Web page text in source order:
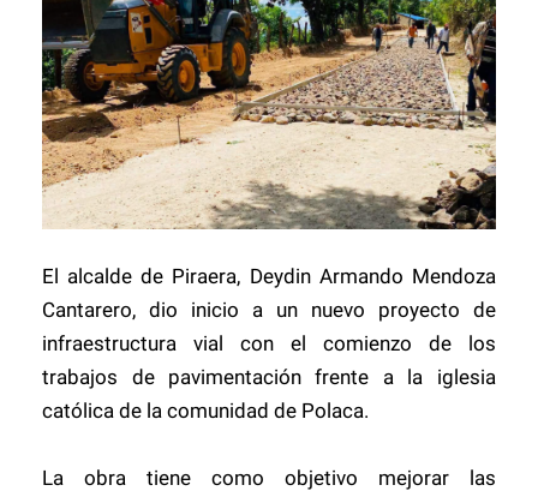
El alcalde de Piraera, Deydin Armando Mendoza
Cantarero, dio inicio a un nuevo proyecto de
infraestructura vial con el comienzo de los
trabajos de pavimentación frente a la iglesia
católica de la comunidad de Polaca.
La obra tiene como objetivo mejorar las